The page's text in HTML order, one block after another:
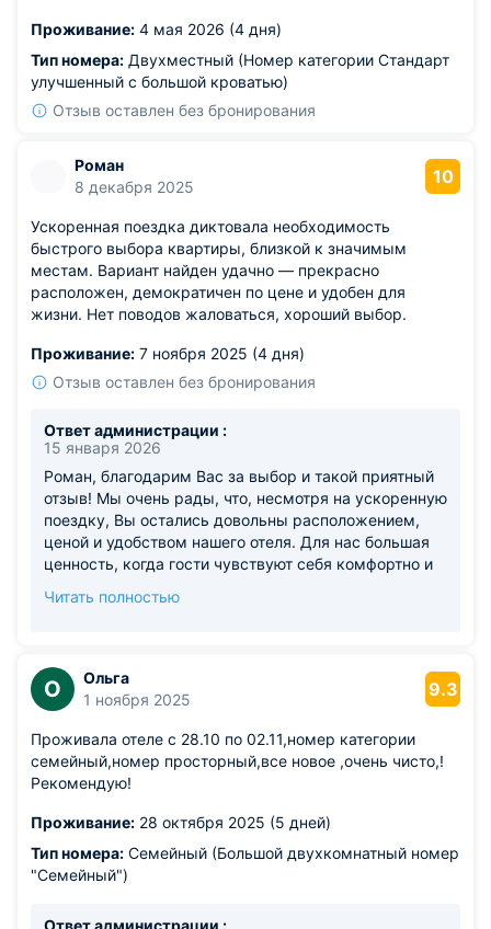
Проживание: 4 мая 2026 (4 дня)
Тип номера: Двухместный (Номер категории Стандарт
улучшенный с большой кроватью)
Отзыв оставлен без бронирования
Роман
8 декабря 2025
10
Ускоренная поездка диктовала необходимость
быстрого выбора квартиры, близкой к значимым
местам. Вариант найден удачно — прекрасно
расположен, демократичен по цене и удобен для
жизни. Нет поводов жаловаться, хороший выбор.
Проживание: 7 ноября 2025 (4 дня)
Отзыв оставлен без бронирования
Ответ администрации :
15 января 2026
Роман, благодарим Вас за выбор и такой приятный
отзыв! Мы очень рады, что, несмотря на ускоренную
поездку, Вы остались довольны расположением,
ценой и удобством нашего отеля. Для нас большая
ценность, когда гости чувствуют себя комфортно и
рады видеть Вас снова! С уважением, Команда
Читать полностью
О
Ольга
1 ноября 2025
9.3
Проживала отеле с 28.10 по 02.11,номер категории
семейный,номер просторный,все новое ,очень чисто,!
Рекомендую!
Проживание: 28 октября 2025 (5 дней)
Тип номера: Семейный (Большой двухкомнатный номер
"Семейный")
Ответ администрации :